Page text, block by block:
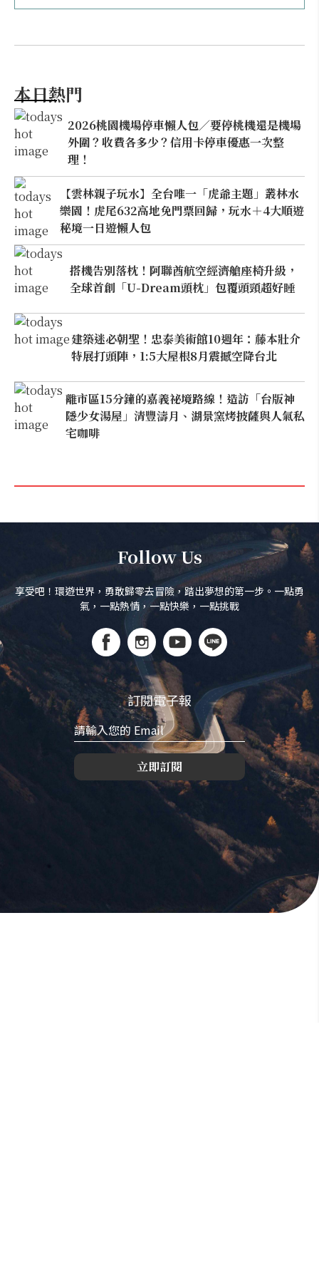
本日熱門
2026桃園機場停車懶人包／要停桃機還是機場
外圍？收費各多少？信用卡停車優惠一次整
理！
【雲林親子玩水】全台唯一「虎爺主題」叢林水
樂園！虎尾632高地免門票回歸，玩水＋4大順遊
秘境一日遊懶人包
搭機告別落枕！阿聯酋航空經濟艙座椅升級，
全球首創「U-Dream頭枕」包覆頭頸超好睡
建築迷必朝聖！忠泰美術館10週年：藤本壯介
特展打頭陣，1:5大屋根8月震撼空降台北
離市區15分鐘的嘉義祕境路線！造訪「台版神
隱少女湯屋」清豐濤月、湖景窯烤披薩與人氣私
宅咖啡
Follow Us
享受吧！環遊世界，勇敢歸零去冒險，踏出夢想的第一步。一點勇
氣，一點熱情，一點快樂，一點挑戰
訂閱電子報
立即訂閱